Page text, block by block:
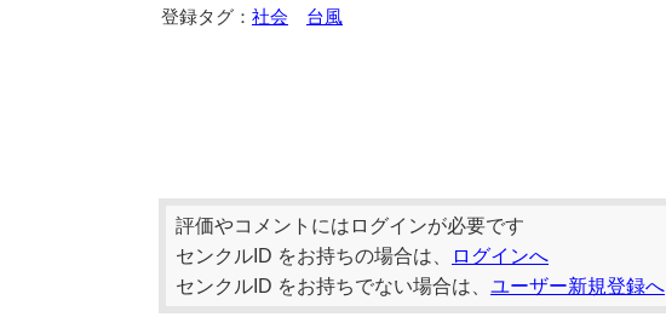
登録タグ： 社会 台風
評価やコメントにはログインが必要です
センクルID をお持ちの場合は、
ログインへ
センクルID をお持ちでない場合は、 ユーザー新規登録へ